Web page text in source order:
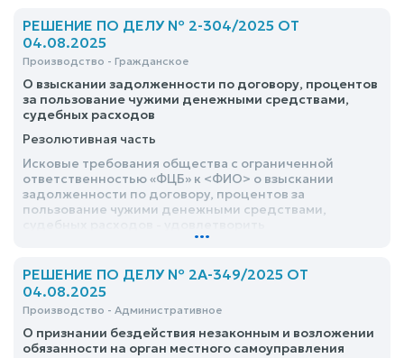
матери <ФИО>, умершей <дата>
РЕШЕНИЕ ПО ДЕЛУ № 2-304/2025 ОТ
04.08.2025
Производство - Гражданское
О взыскании задолженности по договору, процентов
за пользование чужими денежными средствами,
судебных расходов
Резолютивная часть
Исковые требования общества с ограниченной
ответственностью «ФЦБ» к <ФИО> о взыскании
задолженности по договору, процентов за
пользование чужими денежными средствами,
...
РЕШЕНИЕ ПО ДЕЛУ № 2А-349/2025 ОТ
04.08.2025
Производство - Административное
О признании бездействия незаконным и возложении
обязанности на орган местного самоуправления